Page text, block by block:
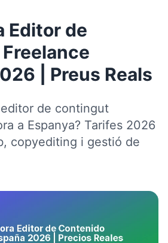
Editor de
| Preus Reals
de contingut
a Espanya? Tarifes 2026
copyediting i gestió de